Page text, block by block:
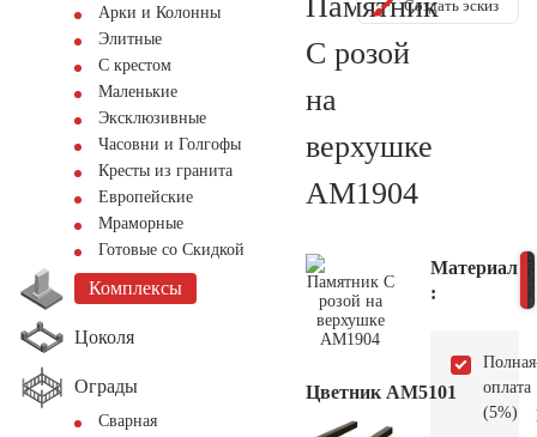
Арки и Колонны
Элитные
С крестом
Маленькие
Эксклюзивные
Часовни и Голгофы
Кресты из гранита
Европейские
Мраморные
Готовые со Скидкой
Комплексы
Цоколя
Ограды
Сварная
С розой
на
верхушке
AM1904
Создать эскиз
Цветник АМ5101
Материал
:
Полная
оплата
(5%)